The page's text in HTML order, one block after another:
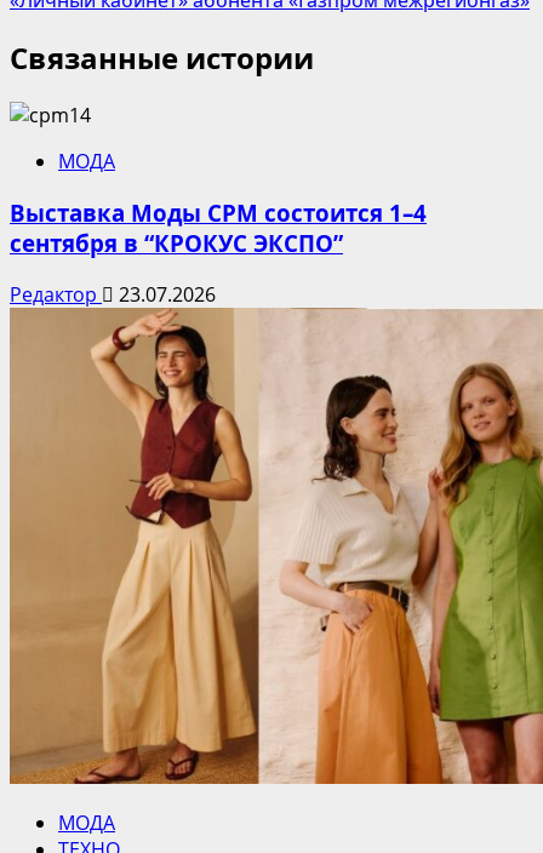
Связанные истории
МОДА
Выставка Моды CPM состоится 1–4
сентября в “КРОКУС ЭКСПО”
Редактор 23.07.2026
МОДА